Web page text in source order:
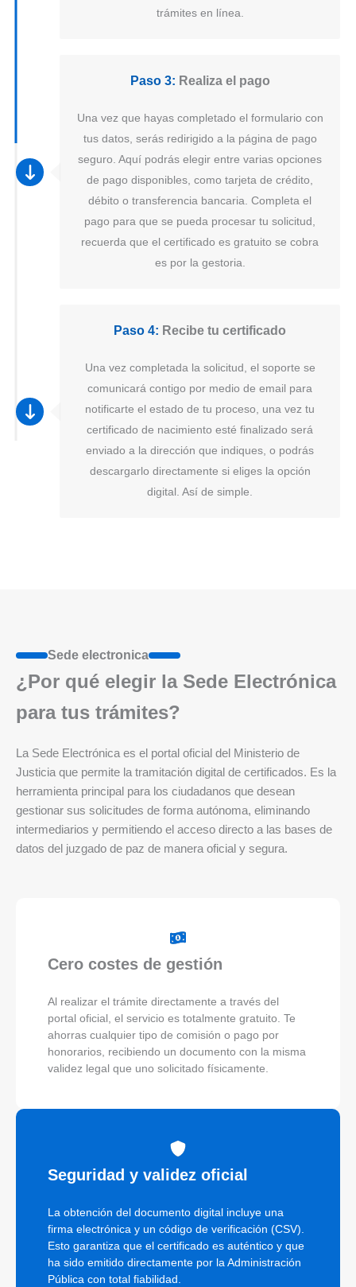
trámites en línea.
Paso 3: Realiza el pago
Una vez que hayas completado el formulario con
tus datos, serás redirigido a la página de pago
seguro. Aquí podrás elegir entre varias opciones
de pago disponibles, como tarjeta de crédito,
débito o transferencia bancaria. Completa el
pago para que se pueda procesar tu solicitud,
recuerda que el certificado es gratuito se cobra
es por la gestoria.
Paso 4: Recibe tu certificado
Una vez completada la solicitud, el soporte se
comunicará contigo por medio de email para
notificarte el estado de tu proceso, una vez tu
certificado de nacimiento esté finalizado será
enviado a la dirección que indiques, o podrás
descargarlo directamente si eliges la opción
digital. Así de simple.
Sede electronica
¿Por qué elegir la Sede Electrónica
para tus trámites?
La Sede Electrónica es el portal oficial del Ministerio de
Justicia que permite la tramitación digital de certificados. Es la
herramienta principal para los ciudadanos que desean
gestionar sus solicitudes de forma autónoma, eliminando
intermediarios y permitiendo el acceso directo a las bases de
datos del juzgado de paz de manera oficial y segura.
Cero costes de gestión
Al realizar el trámite directamente a través del
portal oficial, el servicio es totalmente gratuito. Te
ahorras cualquier tipo de comisión o pago por
honorarios, recibiendo un documento con la misma
validez legal que uno solicitado físicamente.
Seguridad y validez oficial
La obtención del documento digital incluye una
firma electrónica y un código de verificación (CSV).
Esto garantiza que el certificado es auténtico y que
ha sido emitido directamente por la Administración
Pública con total fiabilidad.